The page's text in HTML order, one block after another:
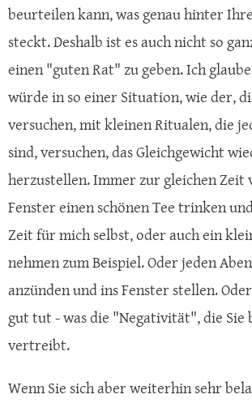
beurteilen kann, was genau hinter
steckt. Deshalb ist es auch nicht so
einen "guten Rat" zu geben. Ich
würde in so einer Situation, wie der,
versuchen, mit kleinen Ritualen, die
sind, versuchen, das Gleichgewicht
herzustellen. Immer zur gleichen Zeit
Fenster einen schönen Tee trinken
Zeit für mich selbst, oder auch ein
nehmen zum Beispiel. Oder jeden
anzünden und ins Fenster stellen.
gut tut - was die "Negativität", die Sie
vertreibt.
Wenn Sie sich aber weiterhin sehr